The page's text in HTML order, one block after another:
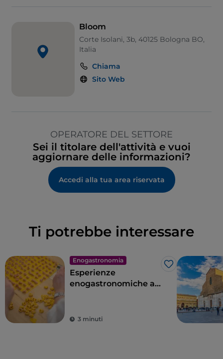
Bloom
Corte Isolani, 3b, 40125 Bologna BO,
Italia
Chiama
Sito Web
OPERATORE DEL SETTORE
Sei il titolare dell'attività e vuoi
aggiornare delle informazioni?
Accedi alla tua area riservata
Ti potrebbe interessare
Enogastronomia
Like
Esperienze
enogastronomiche a
3 minuti